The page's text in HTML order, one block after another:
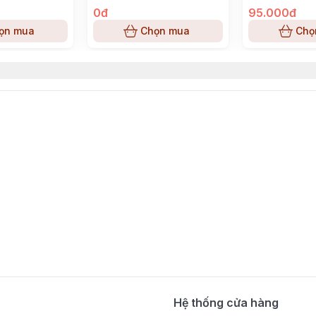
cấu mịn.
giác thơm mát kéo dài.
mua
0đ
Chọn mua
95.000đ
Hệ thống cửa hàng